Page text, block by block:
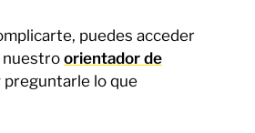
puedes acceder
nuestro orientador de
preguntarle lo que